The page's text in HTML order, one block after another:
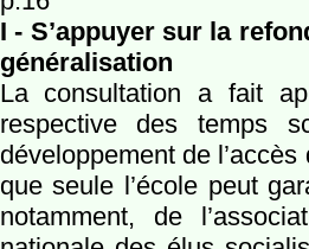
I - S’appuyer sur la
généralisation
La consultation a fait
respective des temps
développement de
que seule l’école peut
notamment, de